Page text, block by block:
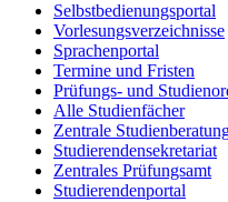
Selbstbedienungsportal
Vorlesungsverzeichnisse
Sprachenportal
Termine und Fristen
Prüfungs- und
Alle Studienfächer
Zentrale
Studierendensekretariat
Zentrales Prüfungsamt
Studierendenportal